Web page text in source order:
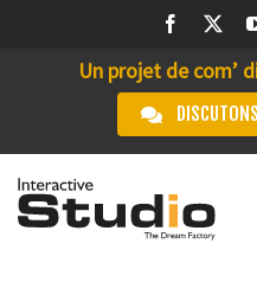
Un projet de com’